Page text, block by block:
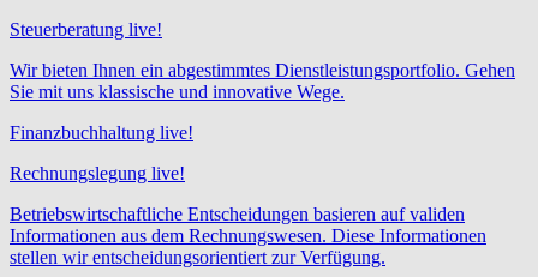
Steuerberatung live!
Wir bieten Ihnen ein abgestimmtes Dienstleistungsportfolio. Gehen
Sie mit uns klassische und innovative Wege.
Finanzbuchhaltung live!
Rechnungslegung live!
Betriebswirtschaftliche Entscheidungen basieren auf validen
Informationen aus dem Rechnungswesen. Diese Informationen
stellen wir entscheidungsorientiert zur Verfügung.